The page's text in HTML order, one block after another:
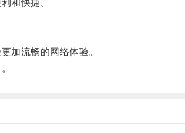
和快捷。
加流畅的网络体验。